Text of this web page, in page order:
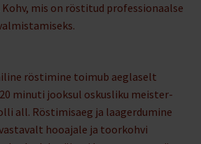
mis on röstitud professionaalse
röstimine toimub aeglaselt
minuti jooksul oskusliku meister-
all. Röstimisaeg ja laagerdumine
hooajale ja toorkohvi